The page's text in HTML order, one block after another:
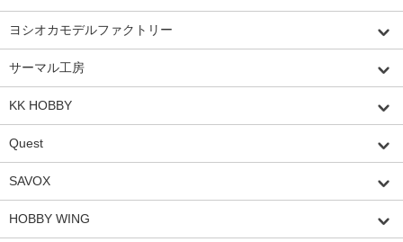
ヨシオカモデルファクトリー
サーマル工房
KK HOBBY
Quest
SAVOX
HOBBY WING